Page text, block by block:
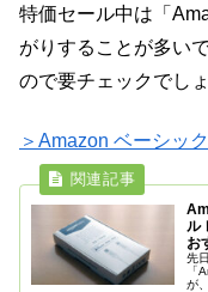
特価セール中は「
がりすることが多い
ので要チェックでしょ
＞Amazon ベーシッ
ル
お
先
「
が